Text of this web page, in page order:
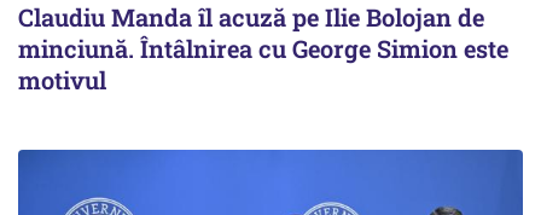
Claudiu Manda îl acuză pe Ilie Bolojan de
minciună. Întâlnirea cu George Simion este
motivul